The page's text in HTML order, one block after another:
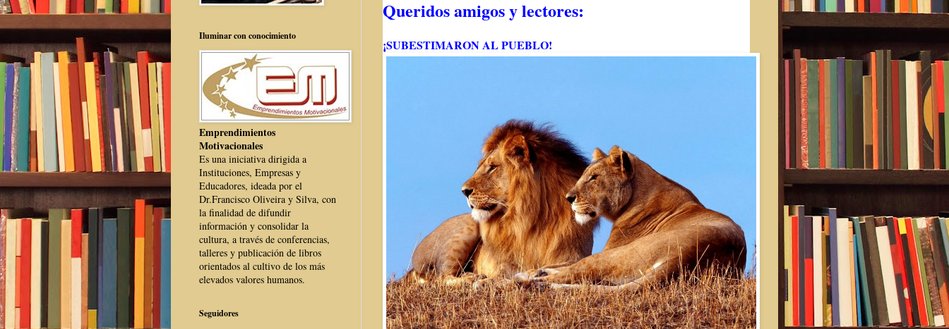
Queridos amigos y lectores:
¡SUBESTIMARON AL PUEBLO!
Iluminar con conocimiento
Emprendimientos
Motivacionales
Es una iniciativa dirigida a
Instituciones, Empresas y
Educadores, ideada por el
Dr.Francisco Oliveira y Silva, con
la finalidad de difundir
información y consolidar la
cultura, a través de conferencias,
talleres y publicación de libros
orientados al cultivo de los más
elevados valores humanos.
Seguidores